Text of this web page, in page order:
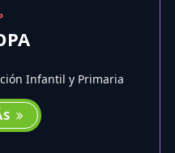
Infantil y Primaria